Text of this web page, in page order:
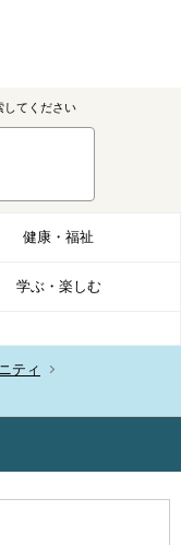
してください
健康・福祉
学ぶ・楽しむ
ティ